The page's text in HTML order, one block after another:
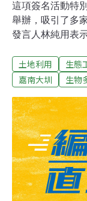
這項簽名活動特
舉辦，吸引了多
發言人林純用表
囿於我國並未簽
自提出申請，必
展現我方意願，
系統登錄世界遺
早在90多年前，
成」工法，以極
南平原地形而建
是現今全球以半
最大的水利工程
土地利用 生態
嘉南大圳
生物